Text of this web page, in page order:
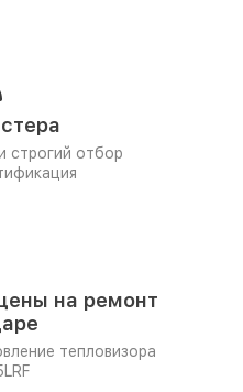
строгий отбор
на ремонт
тепловизора